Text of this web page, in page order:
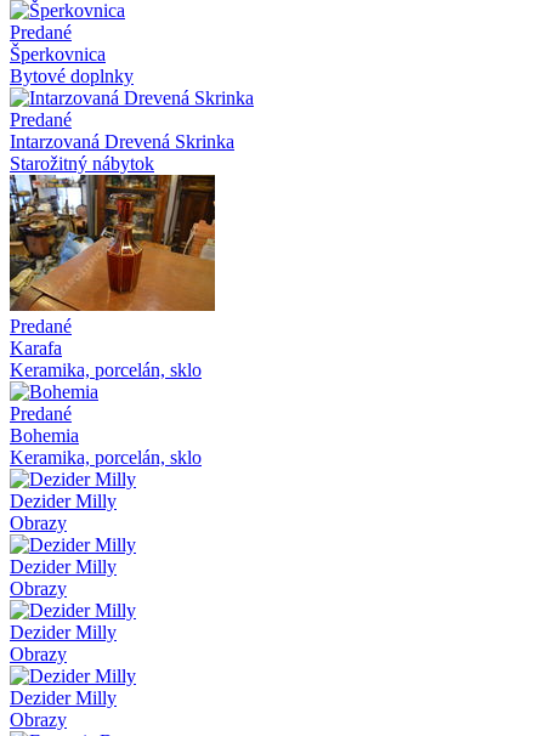
Predané
Šperkovnica
Bytové doplnky
Predané
Intarzovaná Drevená Skrinka
Starožitný nábytok
Predané
Karafa
Keramika, porcelán, sklo
Predané
Bohemia
Keramika, porcelán, sklo
Dezider Milly
Obrazy
Dezider Milly
Obrazy
Dezider Milly
Obrazy
Dezider Milly
Obrazy